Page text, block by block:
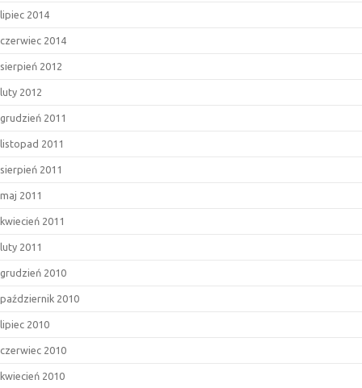
lipiec 2014
czerwiec 2014
sierpień 2012
luty 2012
grudzień 2011
listopad 2011
sierpień 2011
maj 2011
kwiecień 2011
luty 2011
grudzień 2010
październik 2010
lipiec 2010
czerwiec 2010
kwiecień 2010